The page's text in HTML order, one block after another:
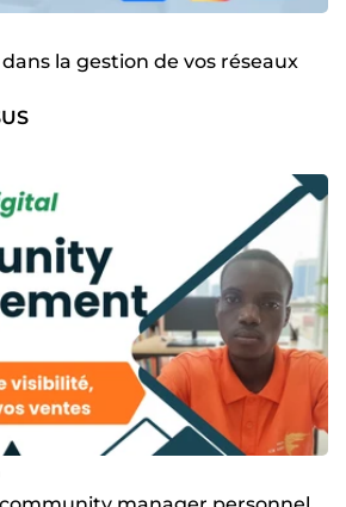
la gestion de vos réseaux